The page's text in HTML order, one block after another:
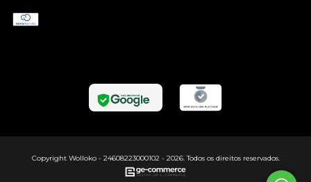
Copyright Wolloko - 24608223000102 - 2026. Todos os direitos reservados.